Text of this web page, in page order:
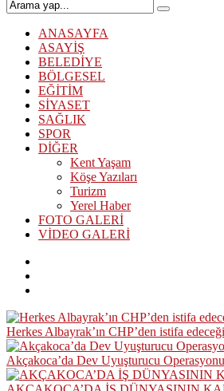
ANASAYFA
ASAYİŞ
BELEDİYE
BÖLGESEL
EĞİTİM
SİYASET
SAĞLIK
SPOR
DİĞER
Kent Yaşam
Köşe Yazıları
Turizm
Yerel Haber
FOTO GALERİ
VİDEO GALERİ
Herkes Albayrak’ın CHP’den istifa
Akçakoca’da Dev Uyuşturucu